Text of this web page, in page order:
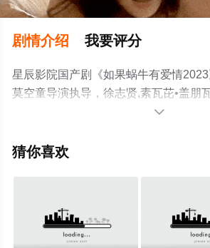
剧情介绍 我要评分
星辰影院国产剧《如果蜗牛有爱情
莫空童导演执导，徐志贤,素瓦芘•盖朋
尼提破•泼展,斯李纳•苏砍塔拉,飘•斯李
删减完整版电视剧全集就来星辰影视，

猜你喜欢